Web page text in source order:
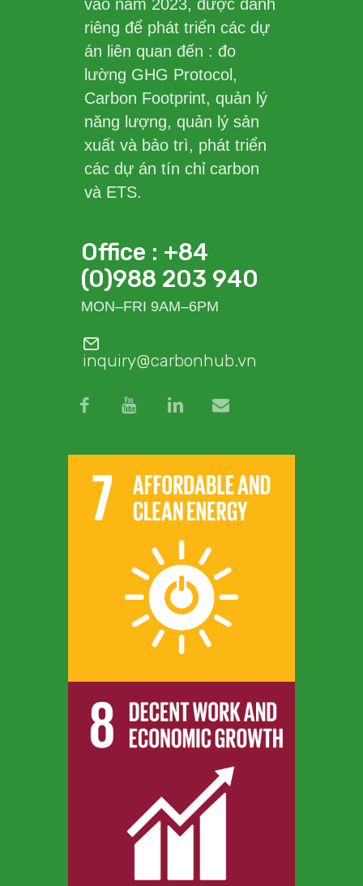
vào năm 2023, được dành
riêng để phát triển các dự
án liên quan đến : đo
lường GHG Protocol,
Carbon Footprint, quản lý
năng lượng, quản lý sản
xuất và bảo trì, phát triển
các dự án tín chỉ carbon
và ETS.
Office : +84
(0)988 203 940
MON–FRI 9AM–6PM
inquiry@carbonhub.vn